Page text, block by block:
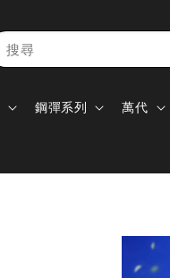
搜尋
鋼彈系列 萬代